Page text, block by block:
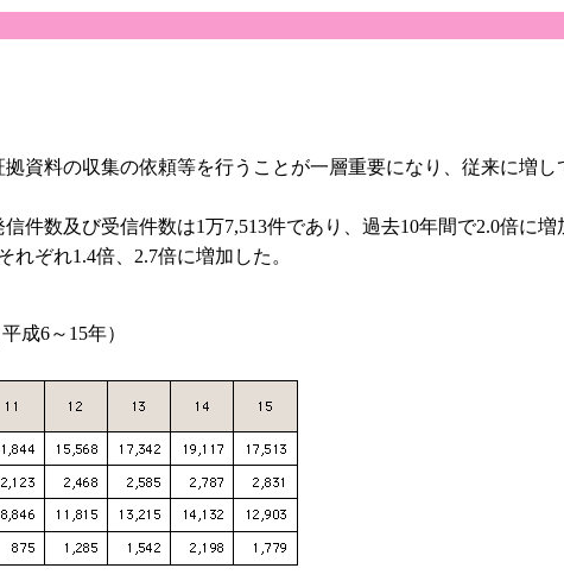
資料の収集の依頼等を行うことが一層重要になり、従来に増
数及び受信件数は1万7,513件であり、過去10年間で2.0倍に
ぞれ1.4倍、2.7倍に増加した。
成6～15年）